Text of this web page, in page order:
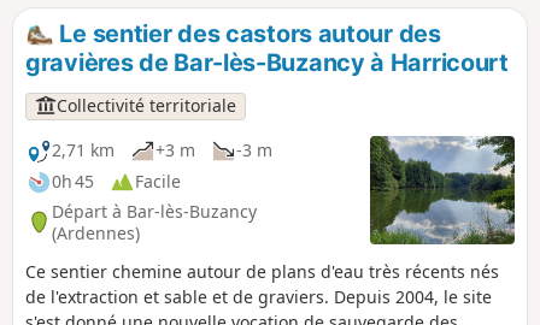
découverte du patrimoine local, avec la chapelle de
Masmes, les communs du Château Augeard, ou encore de
beaux villages typiques comme Autruche, Fossé et Saint-
Pierremont, identifiables à leurs nombreuses et élégantes
maisons en pierre jaune.
Le sentier des castors autour des
gravières de Bar-lès-Buzancy à Harricourt
Collectivité territoriale
2,71 km
+3 m
-3 m
0h 45
Facile
Départ à Bar-lès-Buzancy
(Ardennes)
Ce sentier chemine autour de plans d'eau très récents nés
de l'extraction et sable et de graviers. Depuis 2004, le site